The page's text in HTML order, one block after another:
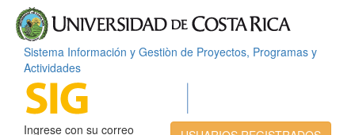
Sistema Información y Gestiòn de Proyectos, Programas y
Actividades
Ingrese con su correo